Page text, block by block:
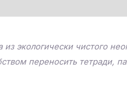
экологически чистого
переносить тетради,